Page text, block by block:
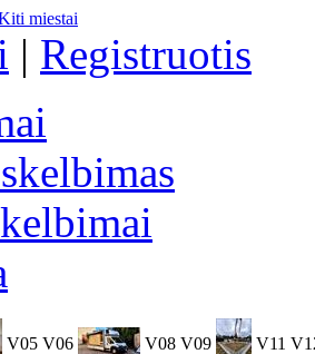
miestai
| Registruotis
V05 V06 V08 V09 V11